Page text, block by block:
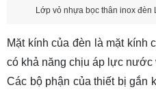
Lớp vỏ nhựa bọc thân inox đèn
Mặt kính của đèn là mặt kính
có khả năng chịu áp lực nước
Các bộ phận của thiết bị gắn